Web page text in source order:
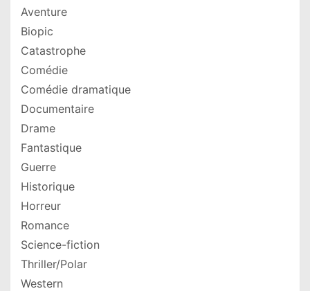
Aventure
Biopic
Catastrophe
Comédie
Comédie dramatique
Documentaire
Drame
Fantastique
Guerre
Historique
Horreur
Romance
Science-fiction
Thriller/Polar
Western